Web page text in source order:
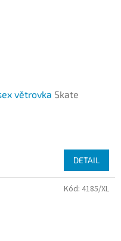
větrovka Skate
DETAIL
Kód: 4185/XL